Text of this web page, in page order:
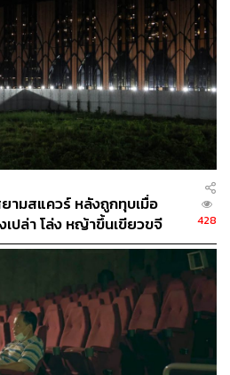
ามสแควร์ หลังถูกทุบเมื่อ
ปล่า โล่ง หญ้าขึ้นเขียวขจี
428